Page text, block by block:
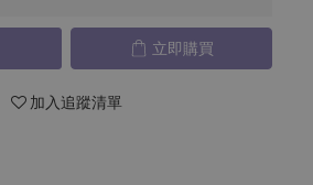
立即購買
加入追蹤清單